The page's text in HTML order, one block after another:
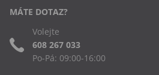
MÁTE DOTAZ?
Volejte
608 267 033
Po-Pá: 09:00-16:00